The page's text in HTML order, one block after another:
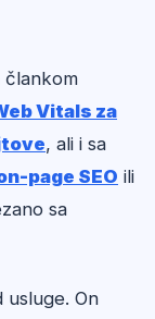
člankom
Vitals za
, ali i sa
page SEO ili
sa
usluge. On